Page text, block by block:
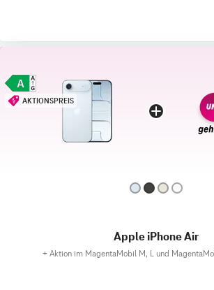
AKTIONSPREIS
Apple iPhone Air
+ Aktion im MagentaMobil M, L und